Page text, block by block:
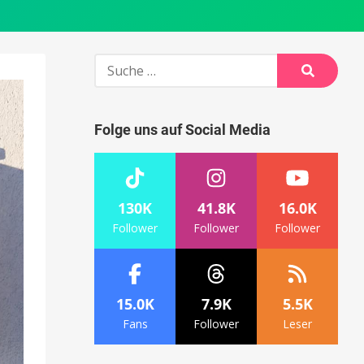
Suche
Suche
Folge uns auf Social Media
130K
Follower
41.8K
Follower
16.0K
Follower
15.0K
Fans
7.9K
Follower
5.5K
Leser